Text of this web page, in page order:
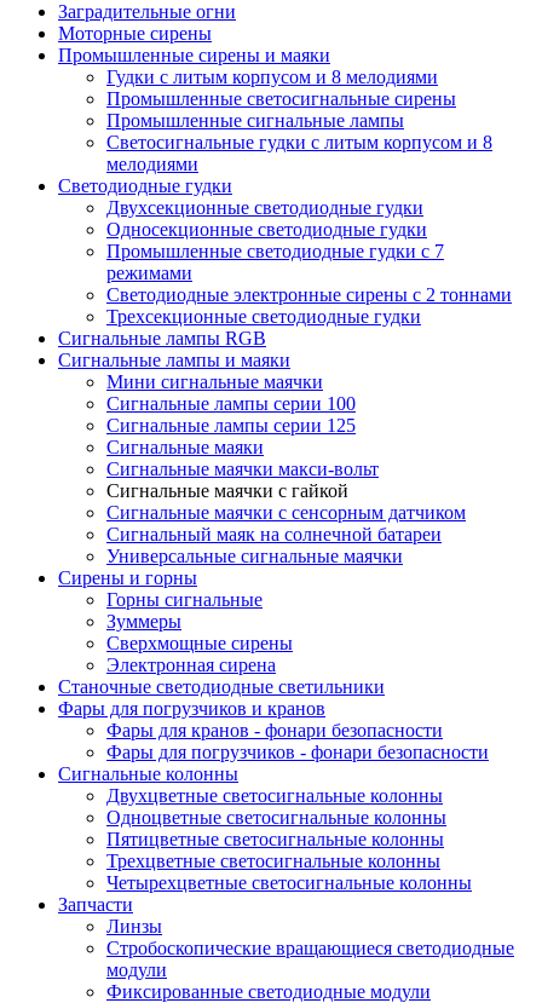
Заградительные огни
Моторные сирены
Промышленные сирены и маяки
Гудки с литым корпусом и 8 мелодиями
Промышленные светосигнальные сирены
Промышленные сигнальные лампы
Светосигнальные гудки с литым корпусом и 8
мелодиями
Светодиодные гудки
Двухсекционные светодиодные гудки
Односекционные светодиодные гудки
Промышленные светодиодные гудки с 7
режимами
Светодиодные электронные сирены с 2 тоннами
Трехсекционные светодиодные гудки
Сигнальные лампы RGB
Сигнальные лампы и маяки
Мини сигнальные маячки
Сигнальные лампы серии 100
Сигнальные лампы серии 125
Сигнальные маяки
Сигнальные маячки макси-вольт
Сигнальные маячки с гайкой
Сигнальные маячки с сенсорным датчиком
Сигнальный маяк на солнечной батареи
Универсальные сигнальные маячки
Сирены и горны
Горны сигнальные
Зуммеры
Сверхмощные сирены
Электронная сирена
Станочные светодиодные светильники
Фары для погрузчиков и кранов
Фары для кранов - фонари безопасности
Фары для погрузчиков - фонари безопасности
Сигнальные колонны
Двухцветные светосигнальные колонны
Одноцветные светосигнальные колонны
Пятицветные светосигнальные колонны
Трехцветные светосигнальные колонны
Четырехцветные светосигнальные колонны
Запчасти
Линзы
Стробоскопические вращающиеся светодиодные
модули
Фиксированные светодиодные модули